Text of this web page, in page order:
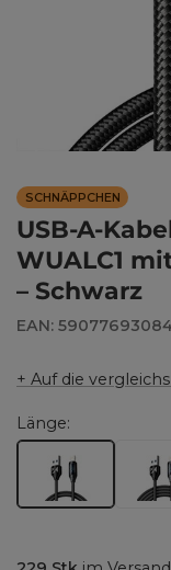
SCHNÄPPCHEN
USB-A-
WUALC1
– Schwarz
EAN:
+ Auf die
Länge